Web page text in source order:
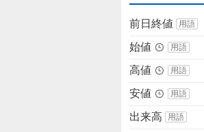
値
前日終値 用語
始値 用語
高値 用語
安値 用語
出来高 用語